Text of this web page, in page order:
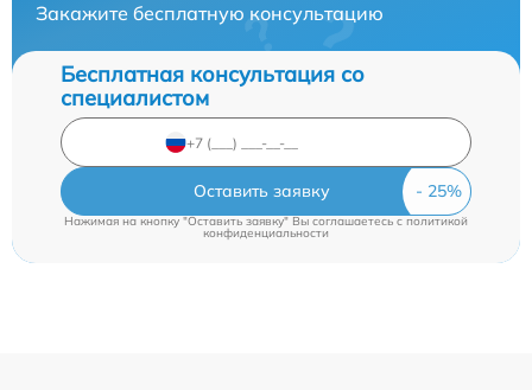
Закажите бесплатную консультацию
Бесплатная консультация со
специалистом
Оставить заявку
Нажимая на кнопку "Оставить заявку" Вы соглашаетесь c политикой
конфиденциальности